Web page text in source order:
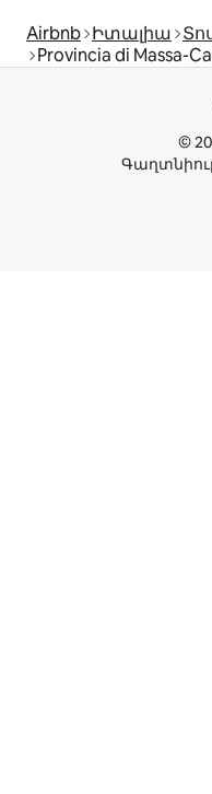
Airbnb Իտալիա
Provincia di Massa-
©